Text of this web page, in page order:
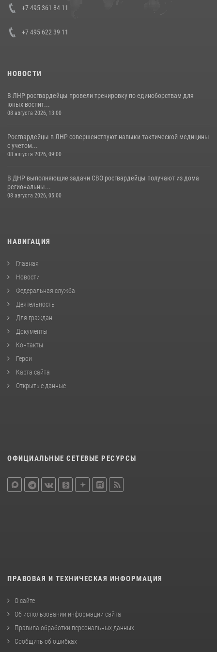
Кавказском федеральном округе Виталием Кузнецовым
+7 495 361 84 11
+7 495 622 39 11
НОВОСТИ
В ЛНР росгвардейцы провели тренировку по единоборствам для
юных воспит...
08 августа 2026, 13:00
Росгвардейцы в ЛНР совершенствуют навыки тактической медицины
с учетом...
08 августа 2026, 09:00
В ДНР выполняющие задачи СВО росгвардейцы получают из дома
региональны...
08 августа 2026, 05:00
НАВИГАЦИЯ
Главная
Новости
Федеральная служба
Деятельность
Для граждан
Документы
Контакты
Герои
Карта сайта
Открытые данные
ОФИЦИАЛЬНЫЕ СЕТЕВЫЕ РЕСУРСЫ
ПРАВОВАЯ И ТЕХНИЧЕСКАЯ ИНФОРМАЦИЯ
О сайте
Об использовании информации сайта
Правила обработки персональных данных
Сообщить об ошибках